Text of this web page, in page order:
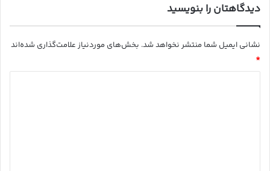
دیدگاهتان را بنویسید
نشانی ایمیل شما منتشر نخواهد شد. بخش‌های موردنیاز علامت‌گذاری شده‌اند
*